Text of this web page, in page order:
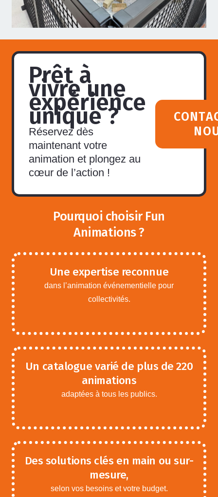
Prêt à
vivre une
expérience
unique ?
Réservez dès
maintenant votre
animation et plongez au
cœur de l’action !
Pourquoi choisir Fun
Animations ?
Une expertise reconnue
dans l’animation événementielle pour
collectivités.
Un catalogue varié de plus de 220
animations
adaptées à tous les publics.
Des solutions clés en main ou sur-
mesure,
selon vos besoins et votre budget.